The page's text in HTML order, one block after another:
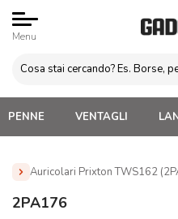
Menu
PENNE VENTAGLI
Auricolari Prixton TWS162
Home »
2PA176